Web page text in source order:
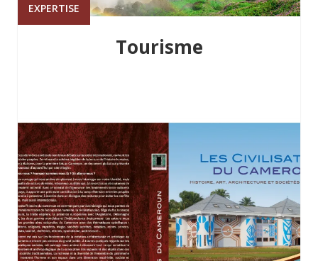
EXPERTISE
Tourisme